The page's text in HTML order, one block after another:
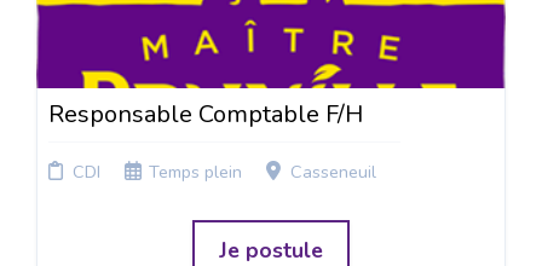
Responsable Comptable F/H
CDI Temps plein Casseneuil
Je postule